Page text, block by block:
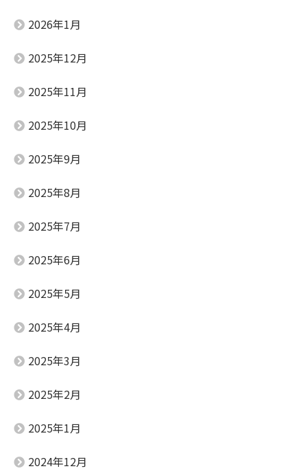
2026年1月
2025年12月
2025年11月
2025年10月
2025年9月
2025年8月
2025年7月
2025年6月
2025年5月
2025年4月
2025年3月
2025年2月
2025年1月
2024年12月